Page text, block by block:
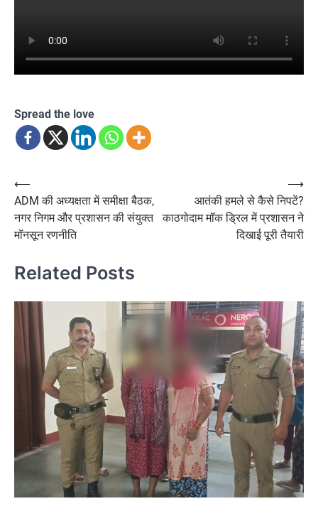
Spread the love
Post
navigation
⟵
ADM की अध्यक्षता में समीक्षा बैठक,
नगर निगम और प्रशासन की संयुक्त
मॉनसून रणनीति
आतंकी हमले से कैसे निपटें?
काठगोदाम मॉक ड्रिल में प्रशासन ने
दिखाई पूरी तैयारी
⟶
Related Posts